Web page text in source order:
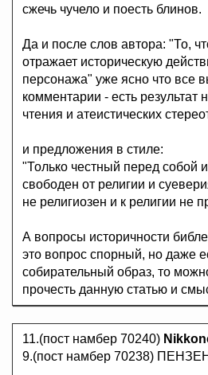
сжечь чучело и поесть блинов.
Да и после слов автора: "То,
отражает историческую
персонажа" уже ясно что все
комментарии - есть результат
чтения и атеистических
и предложения в стиле:
"Только честный перед собой
свободен от религии и
не религиозен и к религии не
А вопросы историчности
это вопрос спорный, но даже
собирательный образ, то
прочесть данную статью и
11.(пост намбер 70240)
9.(пост намбер 70238)